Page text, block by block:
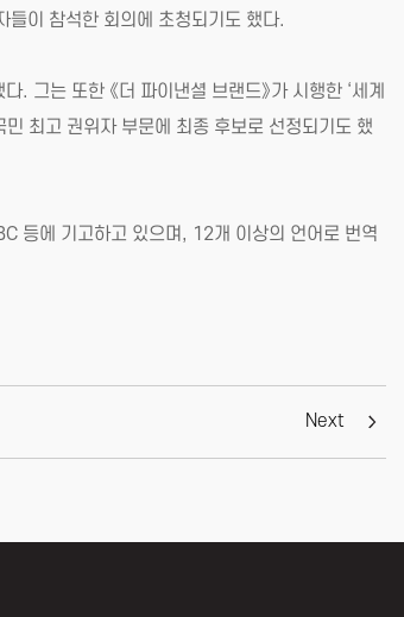
이 참석한 회의에 초청되기도 했다.
그는 또한 《더 파이낸셜 브랜드》가 시행한 ‘세계
최고 권위자 부문에 최종 후보로 선정되기도 했
등에 기고하고 있으며, 12개 이상의 언어로 번역
Next